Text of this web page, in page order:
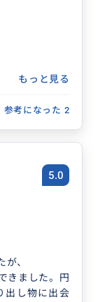
もっと見る
参考になった 2
5.0
、
きました。円
出し物に出会